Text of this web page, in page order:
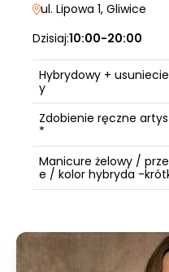
ul. Lipowa 1, Gliwice
Dzisiaj:10:00-20:00
Hybrydowy +
y
Zdobienie ręczne
*
Manicure żelowy /
e / kolor hybryda -